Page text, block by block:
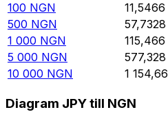
100 NGN 11,5466
500 NGN 57,7328
1 000 NGN 115,466
5 000 NGN 577,328
10 000 NGN 1 154,66
Diagram JPY till NGN